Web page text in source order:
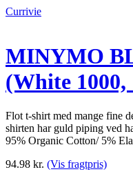
Currivie
MINYMO
(White 1000,
Flot t-shirt med mange fine
shirten har guld piping ved
95% Organic Cotton/ 5%
94.98 kr. (Vis fragtpris)